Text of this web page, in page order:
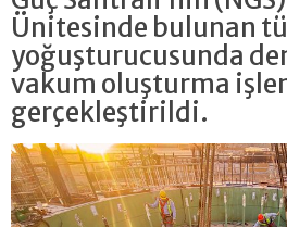
Ünitesinde bulunan
yoğuşturucusunda
vakum oluşturma
gerçekleştirildi.